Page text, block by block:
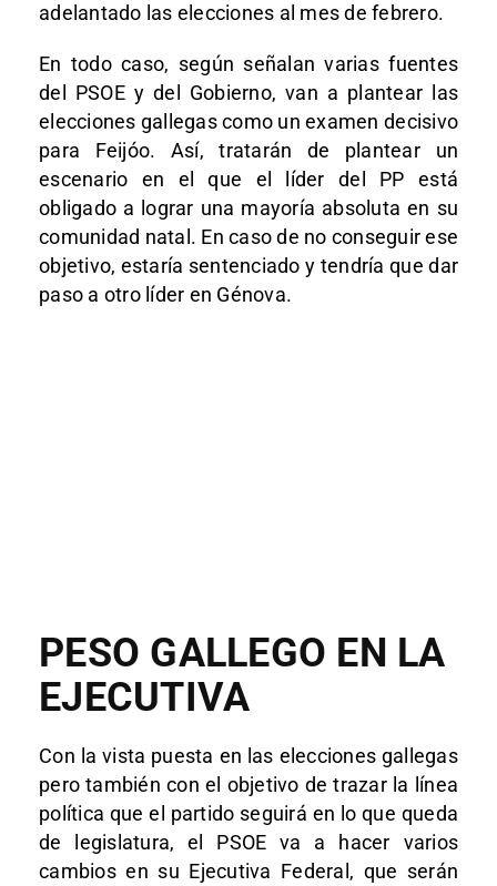
adelantado las elecciones al mes de febrero.
En todo caso, según señalan varias fuentes
del PSOE y del Gobierno, van a plantear las
elecciones gallegas como un examen decisivo
para Feijóo. Así, tratarán de plantear un
escenario en el que el líder del PP está
obligado a lograr una mayoría absoluta en su
comunidad natal. En caso de no conseguir ese
objetivo, estaría sentenciado y tendría que dar
paso a otro líder en Génova.
PESO GALLEGO EN LA
EJECUTIVA
Con la vista puesta en las elecciones gallegas
pero también con el objetivo de trazar la línea
política que el partido seguirá en lo que queda
de legislatura, el PSOE va a hacer varios
cambios en su Ejecutiva Federal, que serán